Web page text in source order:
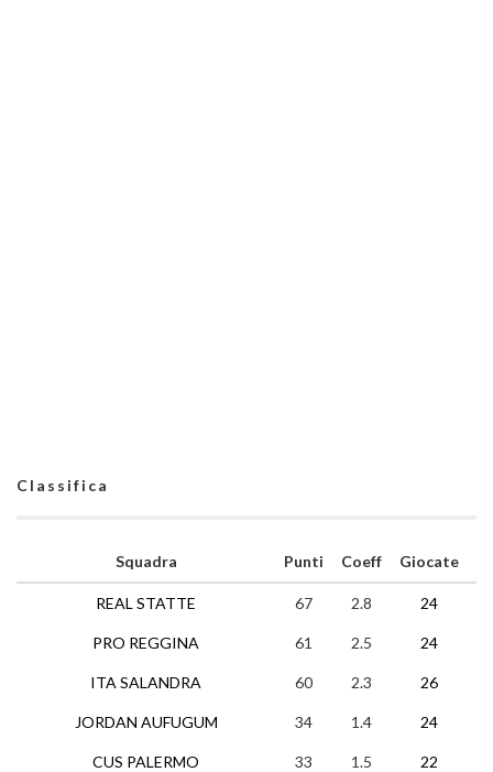
Classifica
Squadra
REAL STATTE
PRO REGGINA
ITA SALANDRA
JORDAN AUFUGUM
CUS PALERMO
Punti Coeff Giocate
67 2.8 24
61 2.5 24
60 2.3 26
34 1.4 24
33 1.5 22